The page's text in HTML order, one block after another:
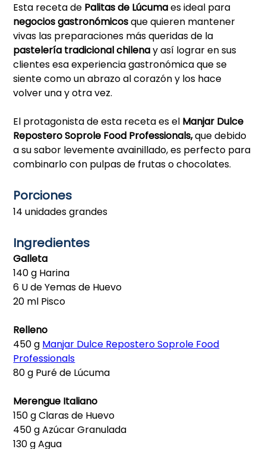
Esta receta de Palitas de Lúcumaes ideal para
negocios gastronómicosque quieren mantener
vivas las preparaciones más queridas de la
pastelería tradicional chilenay así lograr en sus
clientes esa experiencia gastronómica que se
siente como un abrazo al corazón y los hace
volver una y otra vez.
El protagonista de esta receta es el Manjar Dulce
Repostero Soprole Food Professionals,que debido
a su sabor levemente avainillado, es perfecto para
combinarlo con pulpas de frutas o chocolates.
Porciones
14 unidades grandes
Ingredientes
Galleta
140 g Harina
6 U de Yemas de Huevo
20 ml Pisco
Relleno
450 g Manjar Dulce Repostero Soprole Food
Professionals
80 g Puré de Lúcuma
Merengue Italiano
150 g Claras de Huevo
450 g Azúcar Granulada
130 g Agua